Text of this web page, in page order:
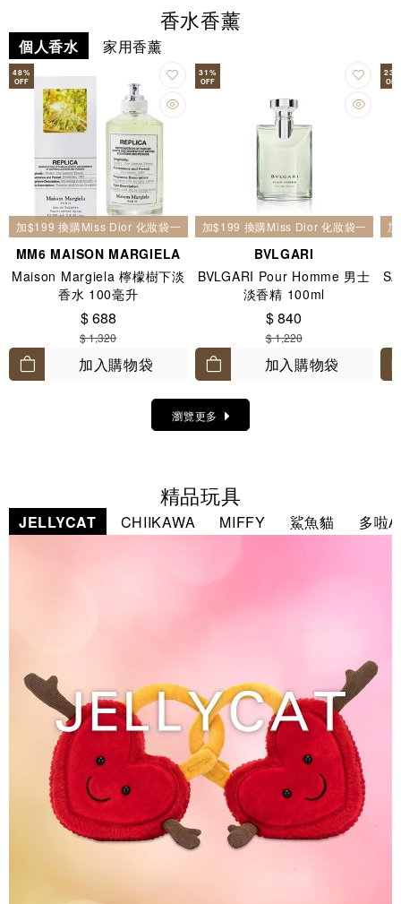
香水香薰
個人香水 家用香薰
48%
OFF
加$199 換購Miss Dior 化妝袋一個
MM6 MAISON MARGIELA
Maison Margiela 檸檬樹下淡
香水 100毫升
$ 688
$ 1,320
加入購物袋
31%
OFF
加$199 換購Miss Dior 化妝袋一個
BVLGARI
BVLGARI Pour Homme 男士
淡香精 100ml
$ 840
$ 1,220
加入購物袋
23
OFF
瀏覽更多
精品玩具
JELLYCAT CHIIKAWA MIFFY 鯊魚貓 多啦